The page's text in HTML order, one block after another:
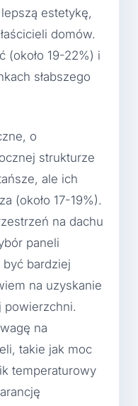
estetykę,
domów.
(około 19-22%) i
słabszego
o
strukturze
ale ich
(około 17-19%).
na dachu
paneli
bardziej
na uzyskanie
powierzchni.
na
takie jak moc
temperaturowy